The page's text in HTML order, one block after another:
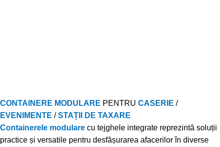
CONTAINERE MODULARE PENTRU CASERIE /
EVENIMENTE /STAȚII DE TAXARE
Containerele modulare cu tejghele integrate reprezintă soluții
practice și versatile pentru desfășurarea afacerilor în diverse